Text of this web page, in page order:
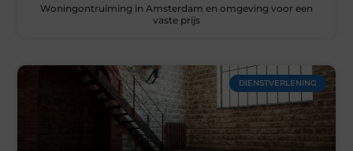
Woningontruiming in Amsterdam en omgeving voor een
vaste prijs
DIENSTVERLENING